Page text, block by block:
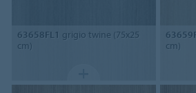
63658FL1 grigio twine (75x25
cm)
cm)